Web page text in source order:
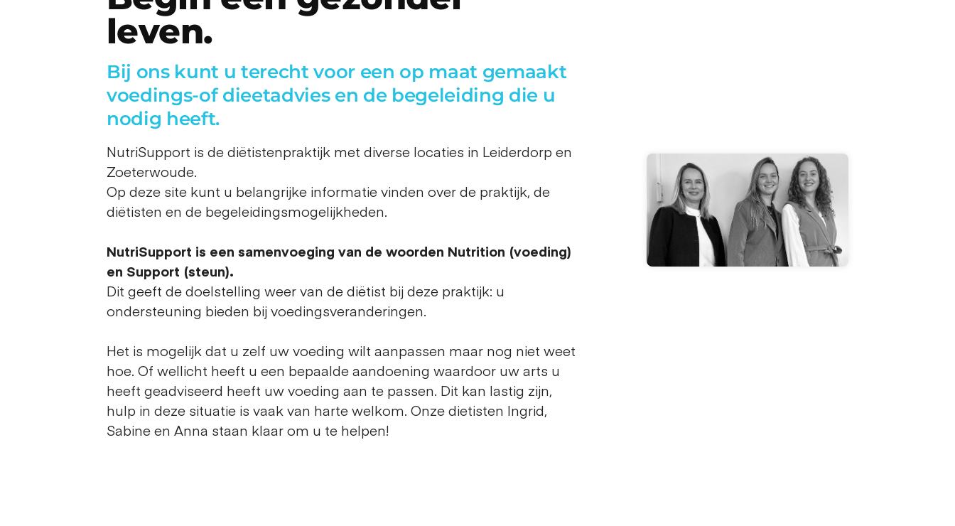
leven.
Bij ons kunt u terecht voor een op maat gemaakt
voedings-of dieetadvies en de begeleiding die u
nodig heeft.
NutriSupport is de diëtistenpraktijk met diverse locaties in Leiderdorp en
Zoeterwoude.
Op deze site kunt u belangrijke informatie vinden over de praktijk, de
diëtisten en de begeleidingsmogelijkheden.
NutriSupport is een samenvoeging van de woorden Nutrition (voeding)
en Support (steun).
Dit geeft de doelstelling weer van de diëtist bij deze praktijk: u
ondersteuning bieden bij voedingsveranderingen.
Het is mogelijk dat u zelf uw voeding wilt aanpassen maar nog niet weet
hoe. Of wellicht heeft u een bepaalde aandoening waardoor uw arts u
heeft geadviseerd heeft uw voeding aan te passen. Dit kan lastig zijn,
hulp in deze situatie is vaak van harte welkom. Onze dietisten Ingrid,
Sabine en Anna staan klaar om u te helpen!